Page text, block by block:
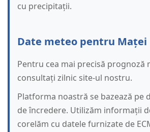
cu precipitații.
Date meteo pentru Maței
Pentru cea mai precisă prognoză
consultați zilnic site-ul nostru.
Platforma noastră se bazează pe
de încredere. Utilizăm informații
corelăm cu datele furnizate de